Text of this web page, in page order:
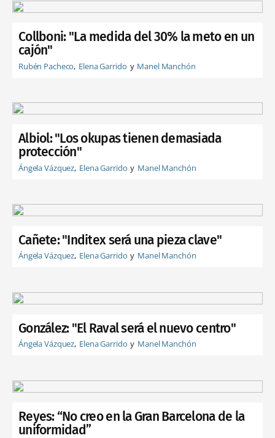
Collboni: "La medida del 30% la meto en un
cajón"
Rubén Pacheco Elena Garrido Manel Manchón
Albiol: "Los okupas tienen demasiada
protección"
Ángela Vázquez Elena Garrido Manel Manchón
Cañete: "Inditex será una pieza clave"
Ángela Vázquez Elena Garrido Manel Manchón
González: "El Raval será el nuevo centro"
Ángela Vázquez Elena Garrido Manel Manchón
Reyes: “No creo en la Gran Barcelona de la
uniformidad”